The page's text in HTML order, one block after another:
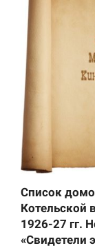
Список
Котельской
1926-27 гг.
«Свидетели